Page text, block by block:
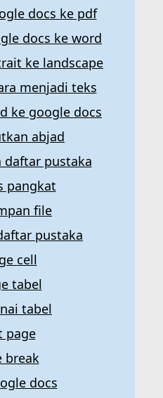
docs ke pdf
docs ke word
ke landscape
menjadi teks
ke google docs
abjad
pustaka
pangkat
file
pustaka
cell
tabel
tabel
page
break
docs